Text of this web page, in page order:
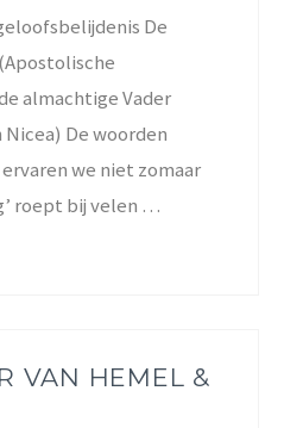
De
almachtige Vader
De woorden
ervaren we niet zomaar
roept bij velen …
VAN HEMEL &